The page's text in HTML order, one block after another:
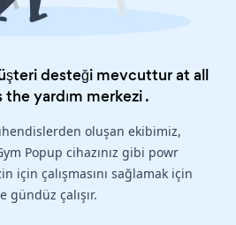
desteği mevcuttur at all
theyardım merkezi.
oluşan ekibimiz,
Popup cihazınız gibi powr
için çalışmasını sağlamak için
gündüz çalışır.